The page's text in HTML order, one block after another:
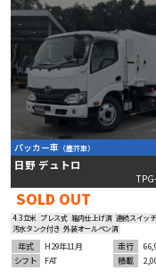
パッカー車 （塵芥車）
日野 デュトロ
SOLD OUT
4.3立米 プレス式 箱内仕上げ済 連続スイッチ
汚水タンク付き 外装オールペン済
年式 H29年11月 走行
シフト
FAT 積載